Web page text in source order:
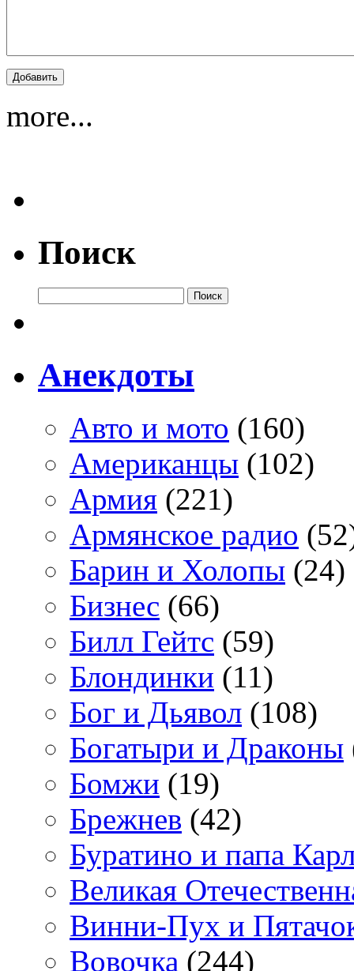
more...
Поиск
Анекдоты
Авто и мото (160)
Американцы (102)
Армия (221)
Армянское радио
Барин и Холопы (24)
Бизнес (66)
Билл Гейтс (59)
Блондинки (11)
Бог и Дьявол (108)
Богатыри и Драконы
Бомжи (19)
Брежнев (42)
Буратино и папа
Великая
Винни-Пух и
Вовочка (244)